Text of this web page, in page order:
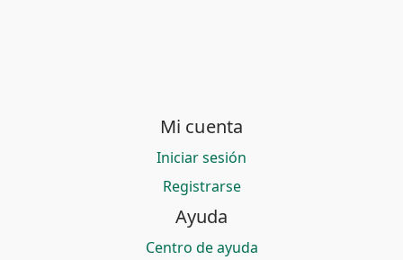
Mi cuenta
Iniciar sesión
Registrarse
Ayuda
Centro de ayuda